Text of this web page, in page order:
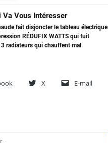
Va Vous Intéresser
fait disjoncter le tableau électrique
RÉDUFIX WATTS qui fuit
radiateurs qui chauffent mal
X E-mail